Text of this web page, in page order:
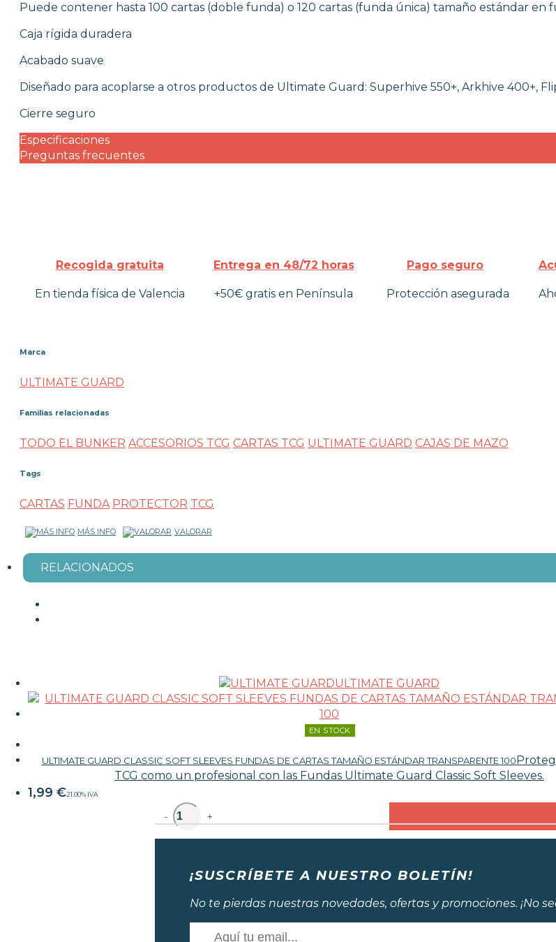
JUEGOS
OUTLET
Puede contener hasta 100 cartas (doble funda) o 120 cartas (funda única) tamaño estándar en
Caja rígida duradera
Acabado suave
Diseñado para acoplarse a otros productos de Ultimate Guard: Superhive 550+, Arkhive 400+,
Cierre seguro
Especificaciones
Preguntas frecuentes
Recogida gratuita Entrega en 48/72 horas Pago seguro
En tienda física de Valencia +50€ gratis en Península Protección asegurada
Marca
ULTIMATE GUARD
Familias relacionadas
TODO EL BUNKER ACCESORIOS TCG CARTAS TCG ULTIMATE GUARD CAJAS DE MAZO
Tags
CARTAS FUNDA PROTECTOR TCG
MÁS INFO VALORAR
RELACIONADOS
ULTIMATE GUARD
EN STOCK
ULTIMATE GUARD CLASSIC SOFT SLEEVES FUNDAS DE CARTAS TAMAÑO ESTÁNDAR TRANSPARENTE 100
TCG como un profesional con las Fundas Ultimate Guard Classic Soft Sleeves.
1,99 €21.00% IVA
- +
¡SUSCRÍBETE A NUESTRO BOLETÍN!
No te pierdas nuestras novedades, ofertas y promociones. ¡No